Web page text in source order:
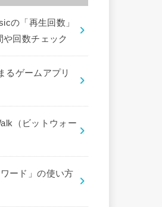
の「再生回数」
や回数チェック
るゲームアプリ
（ビットウォー
ード」の使い方